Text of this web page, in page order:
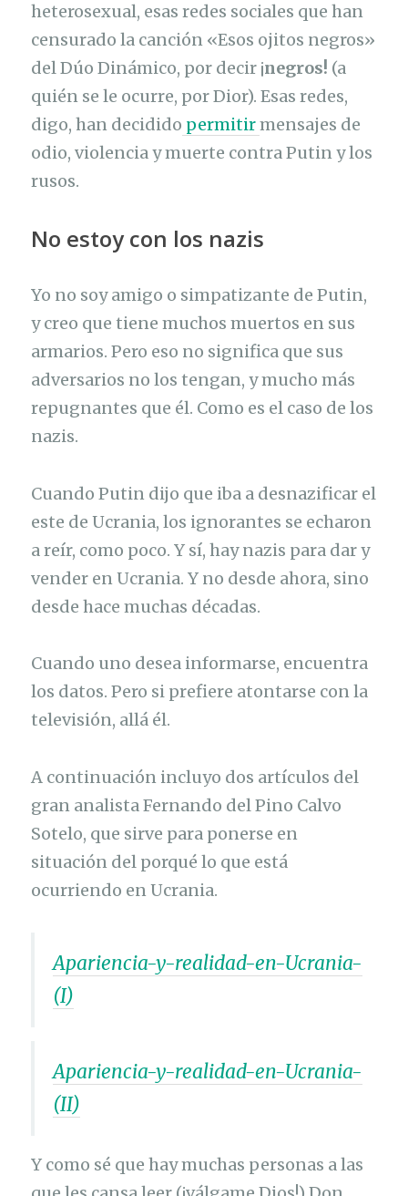
heterosexual, esas redes sociales que han
censurado la canción «Esos ojitos negros»
del Dúo Dinámico, por decir ¡negros! (a
quién se le ocurre, por Dior). Esas redes,
digo, han decidido permitirmensajes de
odio, violencia y muerte contra Putin y los
rusos.
No estoy con los nazis
Yo no soy amigo o simpatizante de Putin,
y creo que tiene muchos muertos en sus
armarios. Pero eso no significa que sus
adversarios no los tengan, y mucho más
repugnantes que él. Como es el caso de los
nazis.
Cuando Putin dijo que iba a desnazificar el
este de Ucrania, los ignorantes se echaron
a reír, como poco. Y sí, hay nazis para dar y
vender en Ucrania. Y no desde ahora, sino
desde hace muchas décadas.
Cuando uno desea informarse, encuentra
los datos. Pero si prefiere atontarse con la
televisión, allá él.
A continuación incluyo dos artículos del
gran analista Fernando del Pino Calvo
Sotelo, que sirve para ponerse en
situación del porqué lo que está
ocurriendo en Ucrania.
Apariencia-y-realidad-en-Ucrania-
(I)
Apariencia-y-realidad-en-Ucrania-
(II)
Y como sé que hay muchas personas a las